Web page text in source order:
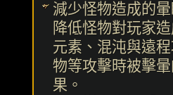
減少怪物造成的
降低怪物對玩家
元素、混沌與遠
物等攻擊時被擊
果。